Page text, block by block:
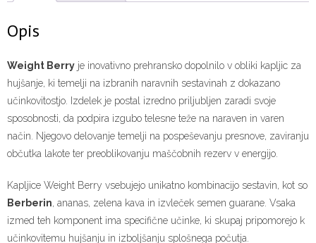
Opis
Weight Berry je inovativno prehransko dopolnilo v obliki kapljic za
hujšanje, ki temelji na izbranih naravnih sestavinah z dokazano
učinkovitostjo. Izdelek je postal izredno priljubljen zaradi svoje
sposobnosti, da podpira izgubo telesne teže na naraven in varen
način. Njegovo delovanje temelji na pospeševanju presnove, zaviranju
občutka lakote ter preoblikovanju maščobnih rezerv v energijo.
Kapljice Weight Berry vsebujejo unikatno kombinacijo sestavin, kot so
Berberin , ananas, zelena kava in izvleček semen guarane. Vsaka
izmed teh komponent ima specifične učinke, ki skupaj pripomorejo k
učinkovitemu hujšanju in izboljšanju splošnega počutja.